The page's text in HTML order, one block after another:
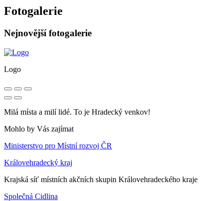
Fotogalerie
Nejnovější fotogalerie
Logo
Milá místa a milí lidé. To je Hradecký venkov!
Mohlo by Vás zajímat
Ministerstvo pro Místní rozvoj ČR
Královehradecký kraj
Krajská síť místních akčních skupin Královehradeckého kraje
Společná Cidlina